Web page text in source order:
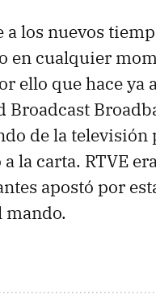
los nuevos
en cualquier
ello que hace ya
Broadcast
de la televisión
la carta. RTVE
apostó por
mando.